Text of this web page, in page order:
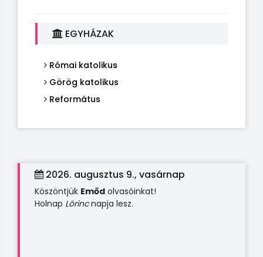
EGYHÁZAK
Római katolikus
Görög katolikus
Református
2026. augusztus 9., vasárnap
Köszöntjük Emőd olvasóinkat!
Holnap Lörincnapja lesz.